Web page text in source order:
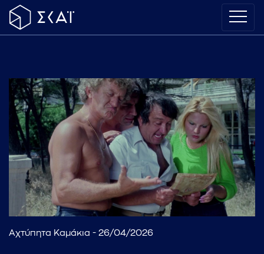
Αχτύπητα Καμάκια - 26/04/2026